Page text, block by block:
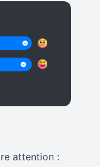
attention :